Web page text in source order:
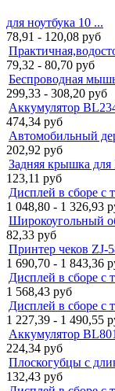
для ноутбука 10 ...
78,91 - 120,08 руб
79,32 - 80,70 руб
Беспроводная
299,33 - 308,20 руб
Аккумулятор
474,34 руб
Автомобильный
202,92 руб
Задняя крышка
123,11 руб
Дисплей в сборе с
1 048,80 - 1 326,93
Широкоугольный
82,33 руб
Принтер чеков ZJ-
1 690,70 - 1 843,36
Дисплей в сборе с
1 568,43 руб
Дисплей в сборе с
1 227,39 - 1 490,55
Аккумулятор
224,34 руб
Плоскогубцы с
132,43 руб